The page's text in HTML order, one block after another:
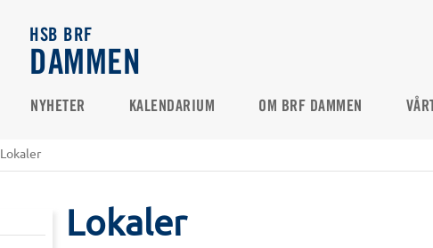
HSB BRF
DAMMEN
NYHETER KALENDARIUM OM BRF DAMMEN
Lokaler
Lokaler